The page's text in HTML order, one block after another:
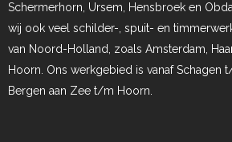
Schermerhorn, Ursem, Hensbroek en
wij ook veel schilder-, spuit- en
van Noord-Holland, zoals Amsterdam,
Hoorn. Ons werkgebied is vanaf Schagen
Bergen aan Zee t/m Hoorn.